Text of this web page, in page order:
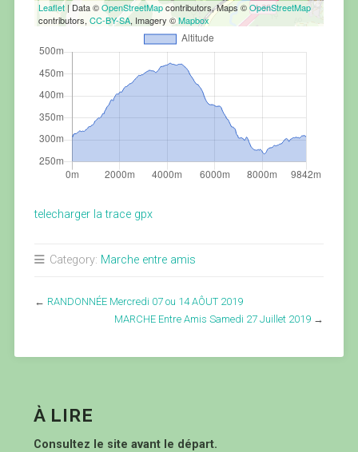
Leaflet| Data ©OpenStreetMapcontributors, Maps ©OpenStreetMap
contributors, CC-BY-SA, Imagery ©Mapbox
telecharger la trace gpx
Category: Marche entre amis
← RANDONNÉE Mercredi 07 ou 14 AÔUT 2019
MARCHE Entre Amis Samedi 27 Juillet 2019 →
À LIRE
Consultez le site avant le départ.